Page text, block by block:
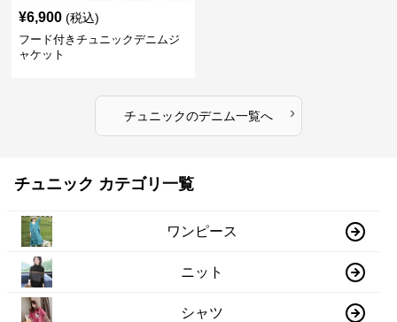
¥6,900 (税込)
フード付きチュニックデニムジ
ャケット
チュニックのデニム一覧へ ›
チュニック カテゴリ一覧
ワンピース
ニット
シャツ